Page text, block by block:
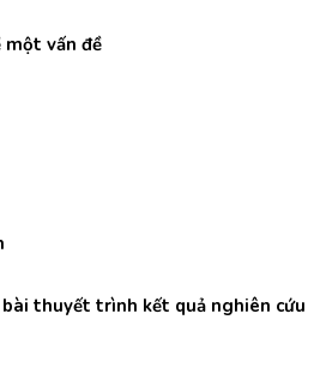
một vấn đề
thuyết trình kết quả nghiên cứu